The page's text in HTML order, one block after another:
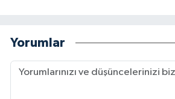
Yorumlar